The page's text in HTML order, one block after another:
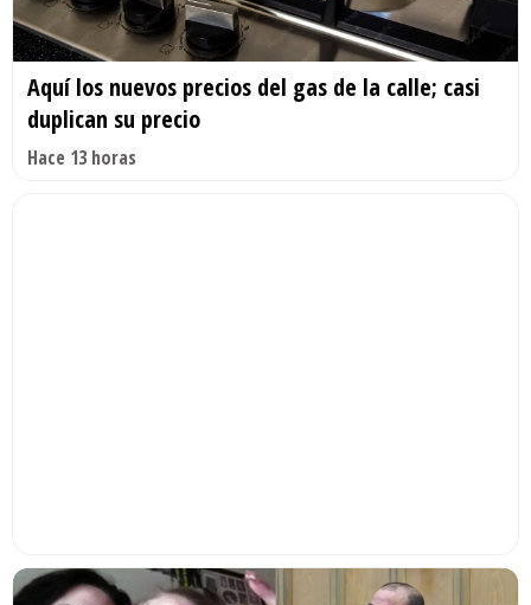
Aquí los nuevos precios del gas de la calle; casi
duplican su precio
Hace 13 horas